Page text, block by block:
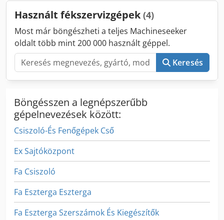
raktáron több mint 15.000 m² raktárterület, 70 t
darukapacitás több mint 10.000 cikk tartozék a műhelyéhez
Ha gépsorokat, gyártóüzemet vagy vállalkozását szeretné
eladni, forduljon hozzánk bizalommal. További ajánlataink
megtalálhatók weboldalunkon. Megtekintés előzetes
egyeztetés alapján lehetséges. Örülünk látogatásának!
Üdvözlettel: Markus Hirsch csapata
Használt fékszervizgépek (4)
Most már böngészheti a teljes Machineseeker
oldalt több mint 200 000 használt géppel.
Keresés
Böngésszen a legnépszerűbb
gépelnevezések között:
Csiszoló-És Fenőgépek Cső
Ex Sajtóközpont
Fa Csiszoló
Fa Eszterga Eszterga
Fa Eszterga Szerszámok És Kiegészítők